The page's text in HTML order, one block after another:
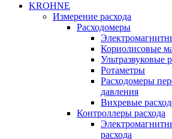
KROHNE
Измерение расхода
Расходомеры
Кориолисовые
Ультразвуковые
Ротаметры
Расходомеры
давления
Вихревые
Контроллеры расхода
расхода